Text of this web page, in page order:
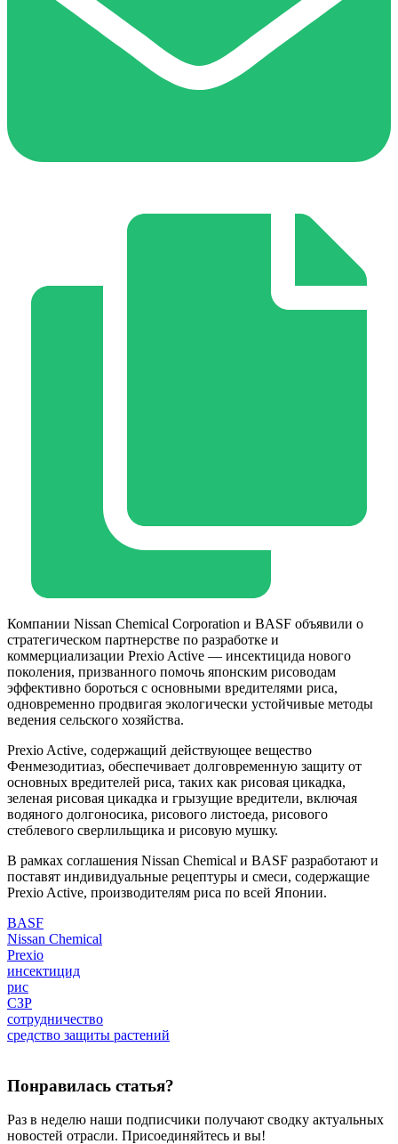
Компании Nissan Chemical Corporation и BASF объявили о
стратегическом партнерстве по разработке и
коммерциализации Prexio Active — инсектицида нового
поколения, призванного помочь японским рисоводам
эффективно бороться с основными вредителями риса,
одновременно продвигая экологически устойчивые методы
ведения сельского хозяйства.
Prexio Active, содержащий действующее вещество
Фенмезодитиаз, обеспечивает долговременную защиту от
основных вредителей риса, таких как рисовая цикадка,
зеленая рисовая цикадка и грызущие вредители, включая
водяного долгоносика, рисового листоеда, рисового
стеблевого сверлильщика и рисовую мушку.
В рамках соглашения Nissan Chemical и BASF разработают и
поставят индивидуальные рецептуры и смеси, содержащие
Prexio Active, производителям риса по всей Японии.
BASF
Nissan Chemical
Prexio
инсектицид
рис
СЗР
сотрудничество
средство защиты растений
Понравилась статья?
Раз в неделю наши подписчики получают сводку актуальных
новостей отрасли. Присоединяйтесь и вы!